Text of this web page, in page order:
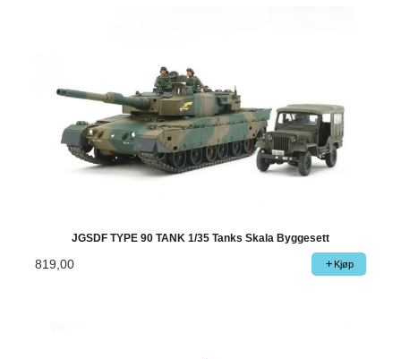
JGSDF TYPE 90 TANK 1/35 Tanks Skala Byggesett
819,00 Kjøp